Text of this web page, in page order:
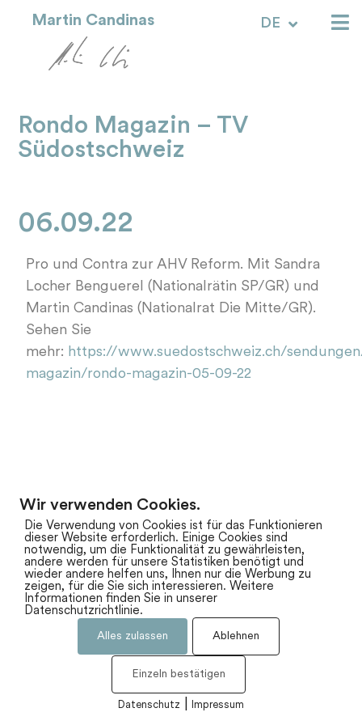
Martin Candinas DE
RM
Rondo Magazin – TV
Südostschweiz
06.09.22
Pro und Contra zur AHV Reform. Mit Sandra
Locher Benguerel (Nationalrätin SP/GR) und
Martin Candinas (Nationalrat Die Mitte/GR).
Sehen Sie
mehr: https://www.suedostschweiz.ch/
magazin/rondo-magazin-05-09-22
zum Newsarchiv
Wir verwenden Cookies.
Die Verwendung von Cookies ist für das Funktionieren
dieser Website erforderlich. Einige Cookies sind
notwendig, um die Funktionalität zu gewährleisten,
andere werden für unsere Statistiken benötigt und
wieder andere helfen uns, Ihnen nur die Werbung zu
zeigen, für die Sie sich interessieren. Weitere
Informationen finden Sie in unserer
Datenschutzrichtlinie.
Alles zulassen Ablehnen
Einzeln bestätigen
Datenschutz Impressum